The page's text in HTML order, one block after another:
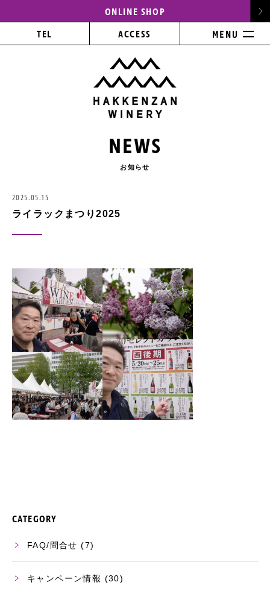
ONLINE SHOP
TEL ACCESS
NEWS
お知らせ
2025.05.15
ライラックまつり2025
CATEGORY
FAQ/問合せ (7)
キャンペーン情報 (30)